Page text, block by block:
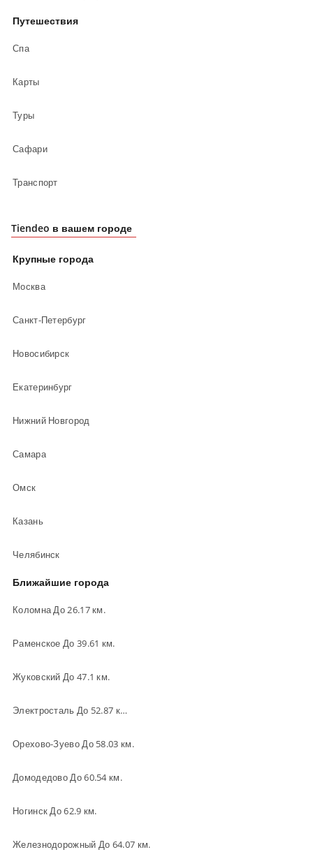
Путешествия
Спа
Карты
Туры
Сафари
Транспорт
Tiendeo в вашем городе
Крупные города
Москва
Санкт-Петербург
Новосибирск
Екатеринбург
Нижний Новгород
Самара
Омск
Казань
Челябинск
Ближайшие города
Коломна До 26.17 км.
Раменское До 39.61 км.
Жуковский До 47.1 км.
Электросталь До 52.87 км.
Орехово-Зуево До 58.03 км.
Домодедово До 60.54 км.
Ногинск До 62.9 км.
Железнодорожный До 64.07 км.